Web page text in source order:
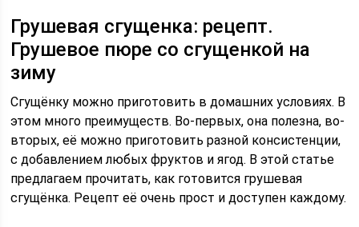
Грушевая сгущенка: рецепт.
Грушевое пюре со сгущенкой на
зиму
Сгущёнку можно приготовить в домашних условиях. В
этом много преимуществ. Во-первых, она полезна, во-
вторых, её можно приготовить разной консистенции,
с добавлением любых фруктов и ягод. В этой статье
предлагаем прочитать, как готовится грушевая
сгущёнка. Рецепт её очень прост и доступен каждому.